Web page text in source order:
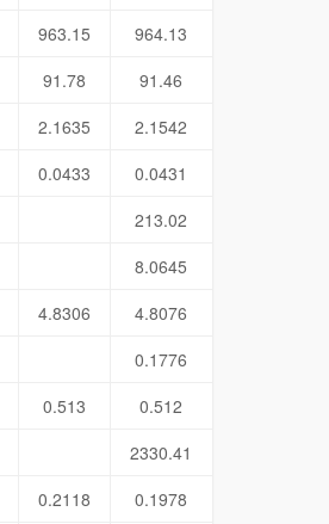
963.15
964.13
91.78
91.46
2.1635
2.1542
0.0433
0.0431
213.02
8.0645
4.8306
4.8076
0.1776
0.513
0.512
2330.41
0.2118
0.1978